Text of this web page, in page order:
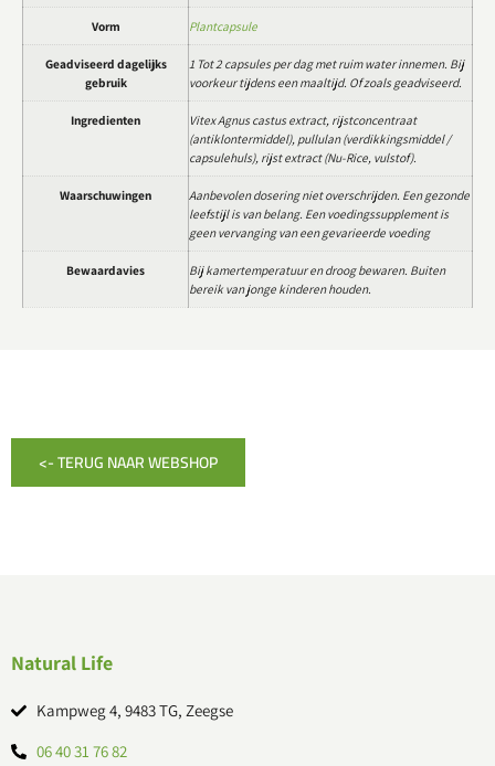
Vorm Plantcapsule
Geadviseerd dagelijks
gebruik
1 Tot 2 capsules per dag met ruim water innemen. Bij
voorkeur tijdens een maaltijd. Of zoals geadviseerd.
Ingredienten
Vitex Agnus castus extract, rijstconcentraat
(antiklontermiddel), pullulan (verdikkingsmiddel /
capsulehuls), rijst extract (Nu-Rice, vulstof).
Waarschuwingen
Aanbevolen dosering niet overschrijden. Een gezonde
leefstijl is van belang. Een voedingssupplement is
geen vervanging van een gevarieerde voeding
Bewaardavies
Bij kamertemperatuur en droog bewaren. Buiten
bereik van jonge kinderen houden.
<- TERUG NAAR WEBSHOP
Natural Life
Kampweg 4, 9483 TG, Zeegse
06 40 31 76 82